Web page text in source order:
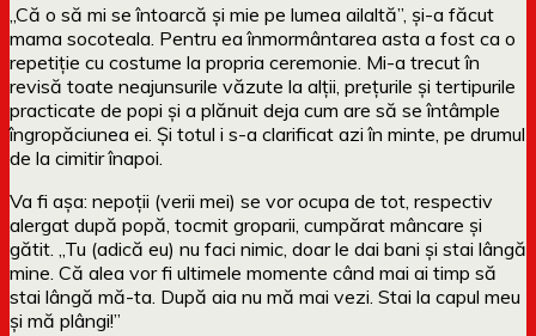
„Că o să mi se întoarcă și mie pe lumea ailaltă”, și-a făcut
mama socoteala. Pentru ea înmormântarea asta a fost ca o
repetiție cu costume la propria ceremonie. Mi-a trecut în
revisă toate neajunsurile văzute la alții, prețurile și tertipurile
practicate de popi și a plănuit deja cum are să se întâmple
îngropăciunea ei. Și totul i s-a clarificat azi în minte, pe drumul
de la cimitir înapoi.
Va fi așa: nepoții (verii mei) se vor ocupa de tot, respectiv
alergat după popă, tocmit groparii, cumpărat mâncare și
gătit. „Tu (adică eu) nu faci nimic, doar le dai bani și stai lângă
mine. Că alea vor fi ultimele momente când mai ai timp să
stai lângă mă-ta. După aia nu mă mai vezi. Stai la capul meu
și mă plângi!”